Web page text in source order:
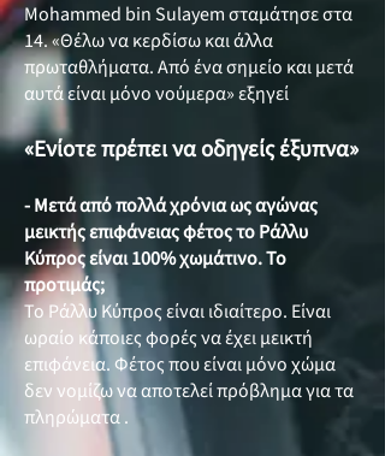
Mohammed bin Sulayem σταμάτησε στα
14. «Θέλω να κερδίσω και άλλα
πρωταθλήματα. Από ένα σημείο και μετά
αυτά είναι μόνο νούμερα» εξηγεί
«Ενίοτε πρέπει να οδηγείς έξυπνα»
- Μετά από πολλά χρόνια ως αγώνας
μεικτής επιφάνειας φέτος το Ράλλυ
Κύπρος είναι 100% χωμάτινο. Το
προτιμάς;
Το Ράλλυ Κύπρος είναι ιδιαίτερο. Είναι
ωραίο κάποιες φορές να έχει μεικτή
επιφάνεια. Φέτος που είναι μόνο χώμα
δεν νομίζω να αποτελεί πρόβλημα για τα
πληρώματα .